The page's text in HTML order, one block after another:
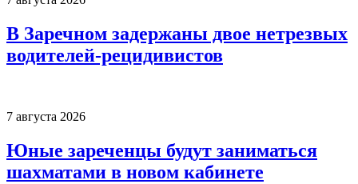
В Заречном задержаны двое нетрезвых
водителей-рецидивистов
7 августа 2026
Юные зареченцы будут заниматься
шахматами в новом кабинете